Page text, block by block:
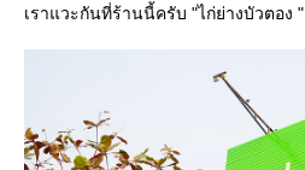
เราแวะกันที่ร้านนี้ครับ "ไก่ย่างบัวตอง "